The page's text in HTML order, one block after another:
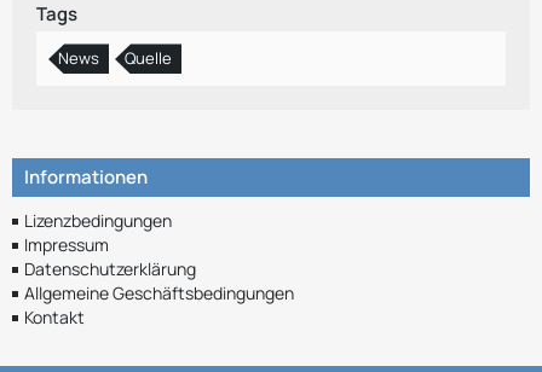
Tags
News Quelle
Informationen
Lizenzbedingungen
Impressum
Datenschutzerklärung
Allgemeine Geschäftsbedingungen
Kontakt